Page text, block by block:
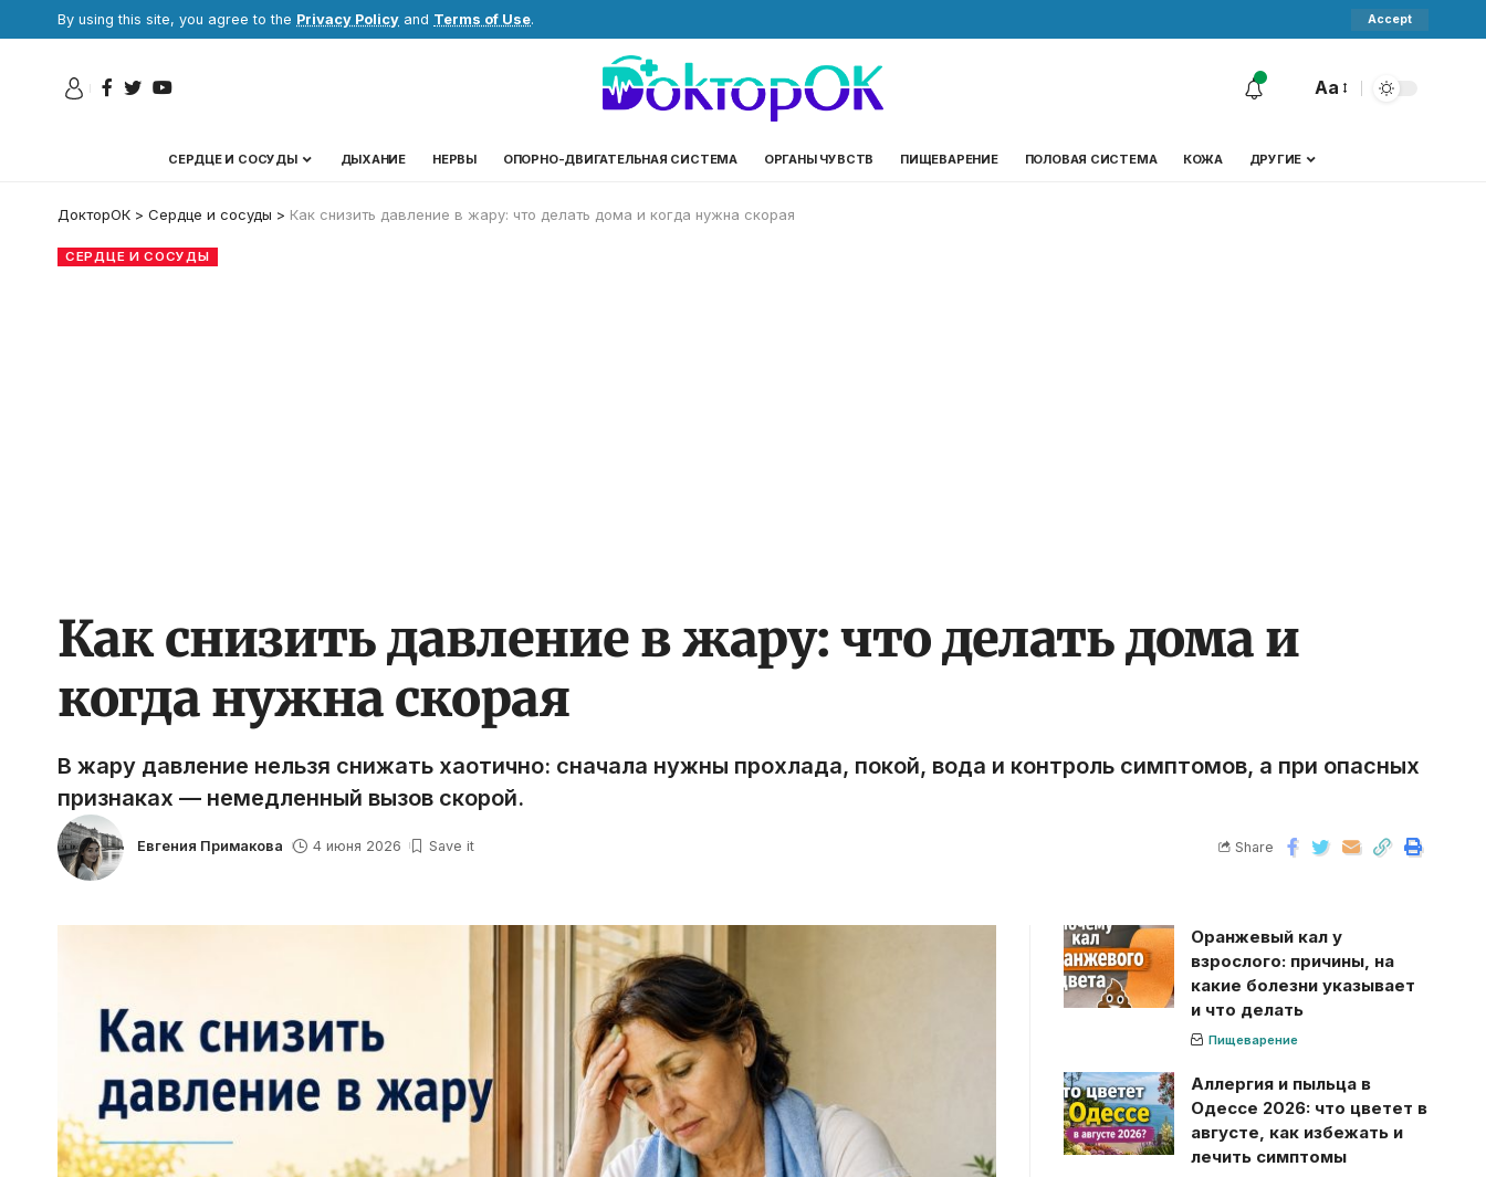
By using this site, you agree to the Privacy Policy and Terms of Use. Accept
Aa
СЕРДЦЕ И СОСУДЫ ДЫХАНИЕ НЕРВЫ ОПОРНО-ДВИГАТЕЛЬНАЯ СИСТЕМА ОРГАНЫ ЧУВСТВ ПИЩЕВАРЕНИЕ ПОЛОВАЯ СИСТЕМА КОЖА ДРУГИЕ
ДокторОК > Сердце и сосуды > Как снизить давление в жару: что делать дома и когда нужна скорая
СЕРДЦЕ И СОСУДЫ
Как снизить давление в жару: что делать дома и
когда нужна скорая
В жару давление нельзя снижать хаотично: сначала нужны прохлада, покой, вода и контроль симптомов, а при опасных
признаках — немедленный вызов скорой.
Евгения Примакова 4 июня 2026 Share
Оранжевый кал у
взрослого: причины, на
какие болезни указывает
и что делать
Пищеварение
Аллергия и пыльца в
Одессе 2026: что цветет в
августе, как избежать и
лечить симптомы